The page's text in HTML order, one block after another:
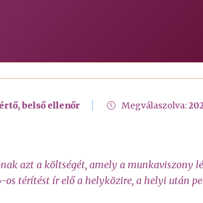
belső ellenőr Megválaszolva:
azt a költségét, amely a munkaviszony
térítést ír elő a helyközire, a helyi után